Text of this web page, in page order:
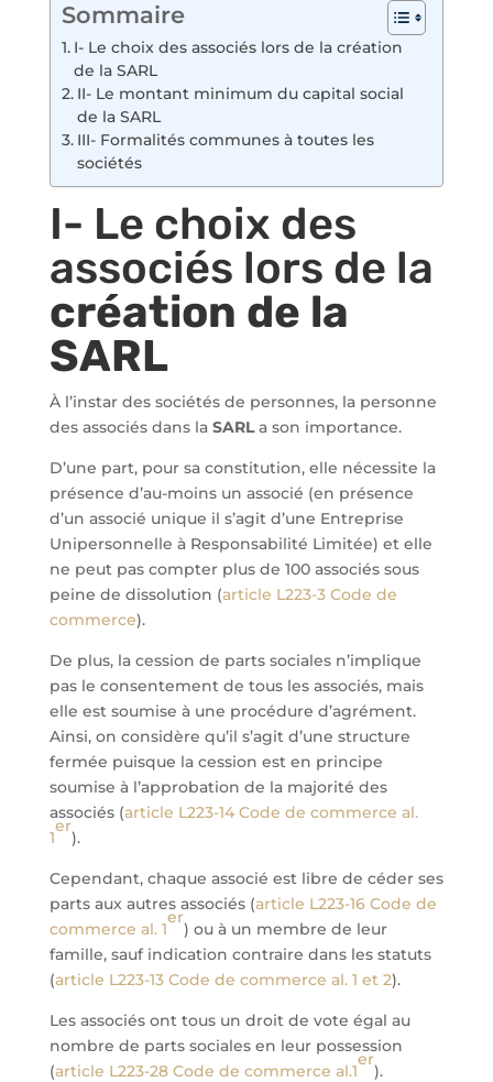
Sommaire
I- Le choix des associés lors de la création
de la SARL
II- Le montant minimum du capital social
de la SARL
III- Formalités communes à toutes les
sociétés
I- Le choix des
associés lors de la
création de la
SARL
À l’instar des sociétés de personnes, la personne
des associés dans la SARLa son importance.
D’une part, pour sa constitution, elle nécessite la
présence d’au-moins un associé (en présence
d’un associé unique il s’agit d’une Entreprise
Unipersonnelle à Responsabilité Limitée) et elle
ne peut pas compter plus de 100 associés sous
peine de dissolution (article L223-3 Code de
commerce).
De plus, la cession de parts sociales n’implique
pas le consentement de tous les associés, mais
elle est soumise à une procédure d’agrément.
Ainsi, on considère qu’il s’agit d’une structure
fermée puisque la cession est en principe
soumise à l’approbation de la majorité des
associés (article L223-14 Code de commerce al.
1
er
).
Cependant, chaque associé est libre de céder ses
parts aux autres associés (article L223-16 Code de
commerce al. 1
er
) ou à un membre de leur
famille, sauf indication contraire dans les statuts
(article L223-13 Code de commerce al. 1 et 2).
Les associés ont tous un droit de vote égal au
nombre de parts sociales en leur possession
(article L223-28 Code de commerce al.1
er
).